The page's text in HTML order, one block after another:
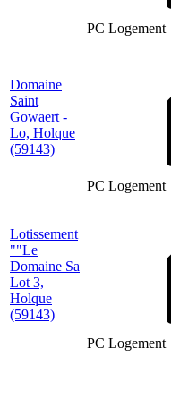
PC Logement
Domaine
Saint
Gowaert -
Lo, Holque
(59143)
PC Logement
Lotissement
""Le
Domaine Sa
Lot 3,
Holque
(59143)
PC Logement